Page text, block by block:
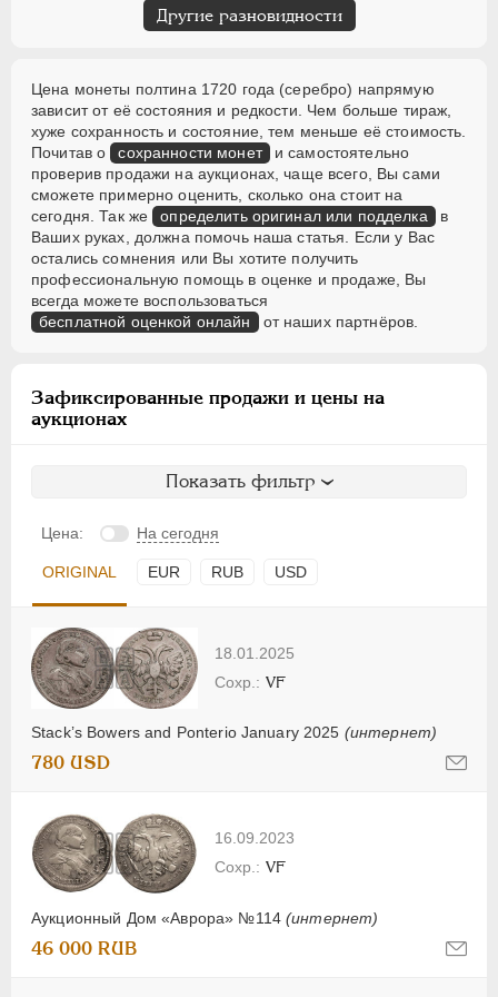
Другие разновидности
Цена монеты полтина 1720 года (серебро) напрямую
зависит от её состояния и редкости. Чем больше тираж,
хуже сохранность и состояние, тем меньше её стоимость.
Почитав о сохранности монет и самостоятельно
проверив продажи на аукционах, чаще всего, Вы сами
сможете примерно оценить, сколько она стоит на
сегодня. Так же определить оригинал или подделка в
Ваших руках, должна помочь наша статья. Если у Вас
остались сомнения или Вы хотите получить
профессиональную помощь в оценке и продаже, Вы
всегда можете воспользоваться
бесплатной оценкой онлайн от наших партнёров.
Зафиксированные продажи и цены на
аукционах
Показать фильтр
Цена: На сегодня
ORIGINAL EUR RUB USD
18.01.2025
Stack’s Bowers and Ponterio January 2025 (интернет)
VF
780 USD
16.09.2023
Аукционный Дом «Аврора» №114(интернет)
VF
46 000 RUB